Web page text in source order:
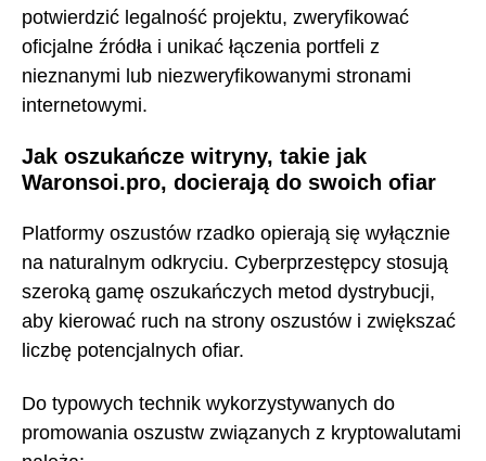
potwierdzić legalność projektu, zweryfikować
oficjalne źródła i unikać łączenia portfeli z
nieznanymi lub niezweryfikowanymi stronami
internetowymi.
Jak oszukańcze witryny, takie jak
Waronsoi.pro, docierają do swoich ofiar
Platformy oszustów rzadko opierają się wyłącznie
na naturalnym odkryciu. Cyberprzestępcy stosują
szeroką gamę oszukańczych metod dystrybucji,
aby kierować ruch na strony oszustów i zwiększać
liczbę potencjalnych ofiar.
Do typowych technik wykorzystywanych do
promowania oszustw związanych z kryptowalutami